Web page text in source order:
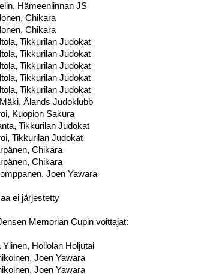
Hämeenlinnan JS
Chikara
Chikara
Tikkurilan Judokat
Tikkurilan Judokat
Tikkurilan Judokat
Tikkurilan Judokat
Tikkurilan Judokat
Ålands Judoklubb
Kuopion Sakura
Tikkurilan Judokat
Tikkurilan Judokat
Chikara
Chikara
Joen Yawara
ei järjestetty
Memorian Cupin voittajat:
Ylinen, Hollolan Holjutai
Joen Yawara
Joen Yawara